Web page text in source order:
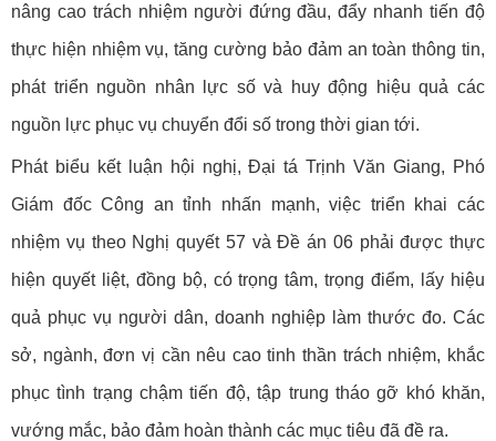
nâng cao trách nhiệm người đứng đầu, đẩy nhanh tiến độ
thực hiện nhiệm vụ, tăng cường bảo đảm an toàn thông tin,
phát triển nguồn nhân lực số và huy động hiệu quả các
nguồn lực phục vụ chuyển đổi số trong thời gian tới.
Phát biểu kết luận hội nghị, Đại tá Trịnh Văn Giang, Phó
Giám đốc Công an tỉnh nhấn mạnh, việc triển khai các
nhiệm vụ theo Nghị quyết 57 và Đề án 06 phải được thực
hiện quyết liệt, đồng bộ, có trọng tâm, trọng điểm, lấy hiệu
quả phục vụ người dân, doanh nghiệp làm thước đo. Các
sở, ngành, đơn vị cần nêu cao tinh thần trách nhiệm, khắc
phục tình trạng chậm tiến độ, tập trung tháo gỡ khó khăn,
vướng mắc, bảo đảm hoàn thành các mục tiêu đã đề ra.